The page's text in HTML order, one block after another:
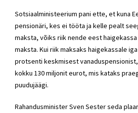
Sotsiaalministeerium pani ette, et kuna
pensionäri, kes ei tööta ja kelle pealt
maksta, võiks riik nende eest
maksta. Kui riik maksaks haigekassale
protsenti keskmisest
kokku 130 miljonit eurot, mis kataks
puudujäägi.
Rahandusminister Sven Sester seda